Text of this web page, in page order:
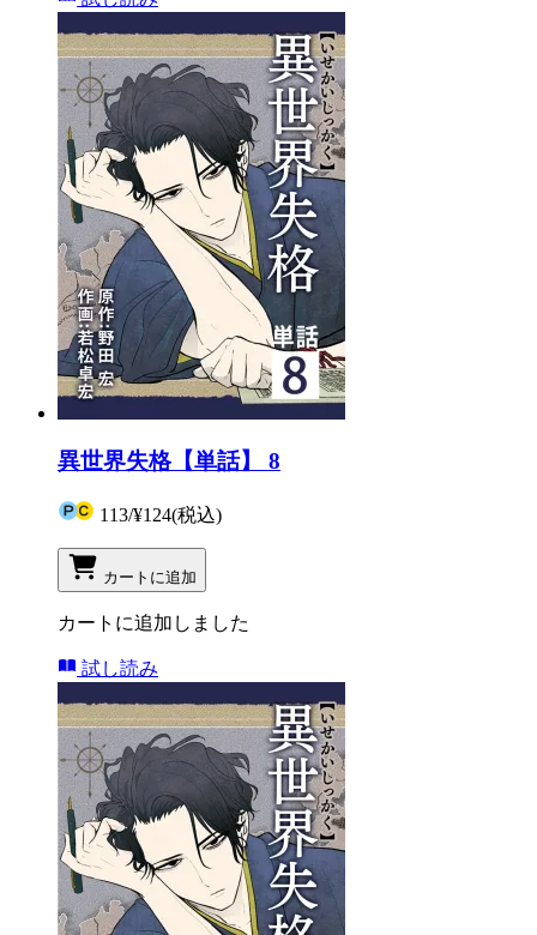
異世界失格【単話】 8
113/¥124(税込)
カートに追加
カートに追加しました
試し読み